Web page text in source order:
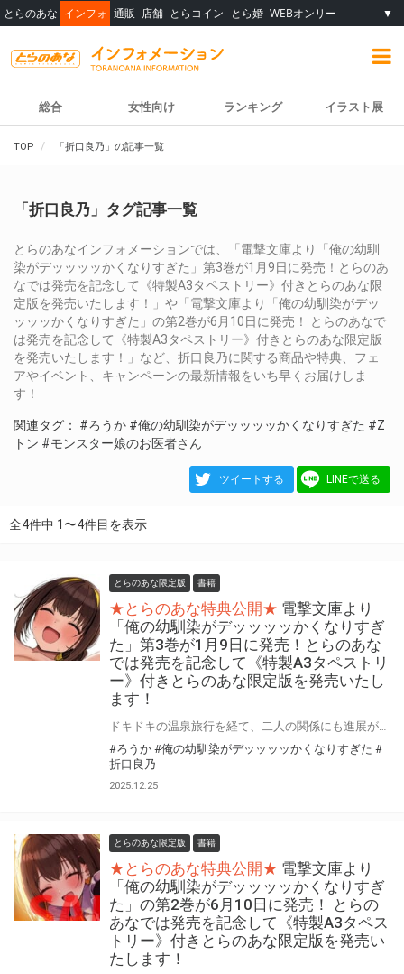
とらのあな インフォ 通販 店舗 とらコイン とら婚 WEBオンリー ▼
総合 女性向け ランキング イラスト展
TOP 「折口良乃」の記事一覧
「折口良乃」タグ記事一覧
とらのあなインフォメーションでは、「電撃文庫より「俺の幼馴
染がデッッッッかくなりすぎた」第3巻が1月9日に発売！とらのあ
なでは発売を記念して《特製A3タペストリー》付きとらのあな限
定版を発売いたします！」や「電撃文庫より「俺の幼馴染がデッ
ッッッかくなりすぎた」の第2巻が6月10日に発売！ とらのあなで
は発売を記念して《特製A3タペストリー》付きとらのあな限定版
を発売いたします！」など、折口良乃に関する商品や特典、フェ
アやイベント、キャンペーンの最新情報をいち早くお届けしま
す！
関連タグ： #ろうか #俺の幼馴染がデッッッッかくなりすぎた #Z
トン #モンスター娘のお医者さん
ツイートする LINEで送る
全4件中 1〜4件目を表示
とらのあな限定版 書籍
★とらのあな特典公開★ 電撃文庫より
「俺の幼馴染がデッッッッかくなりすぎ
た」第3巻が1月9日に発売！とらのあな
では発売を記念して《特製A3タペストリ
ー》付きとらのあな限定版を発売いたし
ます！
#ろうか #俺の幼馴染がデッッッッかくなりすぎた #
折口良乃
2025.12.25
とらのあな限定版 書籍
★とらのあな特典公開★ 電撃文庫より
「俺の幼馴染がデッッッッかくなりすぎ
た」の第2巻が6月10日に発売！ とらの
あなでは発売を記念して《特製A3タペス
トリー》付きとらのあな限定版を発売い
たします！